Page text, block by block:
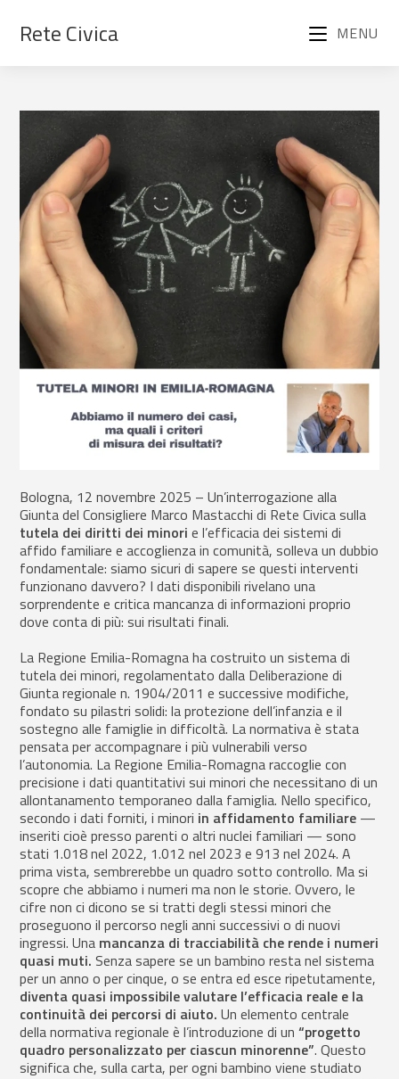
Rete Civica MENU
Bologna, 12 novembre 2025 – Un’interrogazione alla
Giunta del Consigliere Marco Mastacchi di Rete Civica sulla
tutela dei diritti dei minori e l’efficacia dei sistemi di
affido familiare e accoglienza in comunità, solleva un dubbio
fondamentale: siamo sicuri di sapere se questi interventi
funzionano davvero? I dati disponibili rivelano una
sorprendente e critica mancanza di informazioni proprio
dove conta di più: sui risultati finali.
La Regione Emilia-Romagna ha costruito un sistema di
tutela dei minori, regolamentato dalla Deliberazione di
Giunta regionale n. 1904/2011 e successive modifiche,
fondato su pilastri solidi: la protezione dell’infanzia e il
sostegno alle famiglie in difficoltà. La normativa è stata
pensata per accompagnare i più vulnerabili verso
l’autonomia. La Regione Emilia-Romagna raccoglie con
precisione i dati quantitativi sui minori che necessitano di un
allontanamento temporaneo dalla famiglia. Nello specifico,
secondo i dati forniti, i minori in affidamento familiare —
inseriti cioè presso parenti o altri nuclei familiari — sono
stati 1.018 nel 2022, 1.012 nel 2023 e 913 nel 2024. A
prima vista, sembrerebbe un quadro sotto controllo. Ma si
scopre che abbiamo i numeri ma non le storie. Ovvero, le
cifre non ci dicono se si tratti degli stessi minori che
proseguono il percorso negli anni successivi o di nuovi
ingressi. Una mancanza di tracciabilità che rende i numeri
quasi muti. Senza sapere se un bambino resta nel sistema
per un anno o per cinque, o se entra ed esce ripetutamente,
diventa quasi impossibile valutare l’efficacia reale e la
continuità dei percorsi di aiuto. Un elemento centrale
della normativa regionale è l’introduzione di un“progetto
quadro personalizzato per ciascun minorenne”. Questo
significa che, sulla carta, per ogni bambino viene studiato